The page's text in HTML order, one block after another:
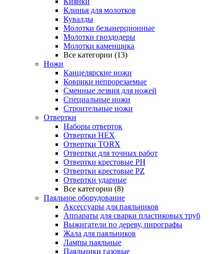
Клинья для молотков
Кувалды
Молотки безынерционные
Молотки гвоздодеры
Молотки каменщика
Все категории (13)
Ножи
Канцелярские ножи
Коврики непрорезаемые
Сменные лезвия для ножей
Специальные ножи
Строительные ножи
Отвертки
Наборы отверток
Отвертки HEX
Отвертки TORX
Отвертки для точных работ
Отвертки крестовые PH
Отвертки крестовые PZ
Отвертки ударные
Все категории (8)
Паяльное оборудование
Аксессуары для паяльников
Аппараты для сварки пластиковых труб
Выжигатели по дереву, пирографы
Жала для паяльников
Лампы паяльные
Паяльники газовые